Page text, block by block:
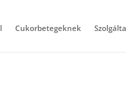
Cukorbetegeknek